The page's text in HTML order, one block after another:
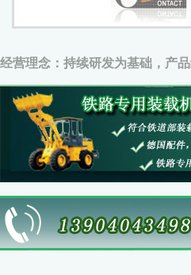
经营理念：持续研发为基础，产